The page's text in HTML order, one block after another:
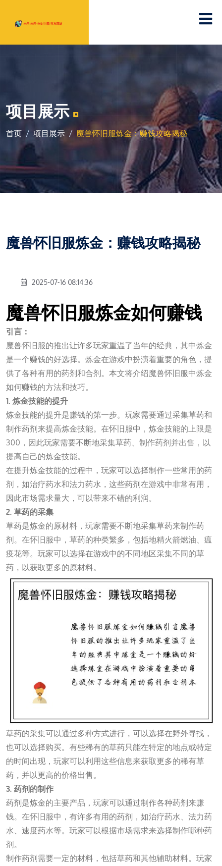
项目展示
首页 项目展示 魔兽怀旧服炼金：赚钱攻略揭秘
魔兽怀旧服炼金：赚钱攻略揭秘
2025-07-16 08:14:36
魔兽怀旧服炼金如何赚钱
引言：
魔兽怀旧服的推出让许多玩家重温了当年的经典，其中炼金
是一个赚钱的好选择。炼金在游戏中扮演着重要的角色，提
供了各种有用的药剂和合剂。本文将介绍魔兽怀旧服中炼金
如何赚钱的方法和技巧。
1. 炼金技能的提升
炼金技能的提升是赚钱的第一步。玩家需要通过采集草药和
制作药剂来提高炼金技能。在怀旧服中，炼金技能的上限是
300，因此玩家需要不断地采集草药、制作药剂并出售，以
提高自己的炼金技能。
在提升炼金技能的过程中，玩家可以选择制作一些常用的药
剂，如治疗药水和法力药水，这些药剂在游戏中非常有用，
因此市场需求量大，可以带来不错的利润。
2. 草药的采集
草药是炼金的原材料，玩家需要不断地采集草药来制作药
剂。在怀旧服中，草药的种类繁多，包括地精火箭燃油、瘟
疫花等。玩家可以选择在游戏中的不同地区采集不同的草
药，以获取更多的原材料。
草药的采集可以通过多种方式进行，可以选择在野外寻找，
也可以选择购买。有些稀有的草药只能在特定的地点或特定
的时间出现，玩家可以利用这些信息来获取更多的稀有草
药，并以更高的价格出售。
3. 药剂的制作
药剂是炼金的主要产品，玩家可以通过制作各种药剂来赚
钱。在怀旧服中，有许多有用的药剂，如治疗药水、法力药
水、速度药水等。玩家可以根据市场需求来选择制作哪种药
剂。
制作药剂需要一定的材料，包括草药和其他辅助材料。玩家